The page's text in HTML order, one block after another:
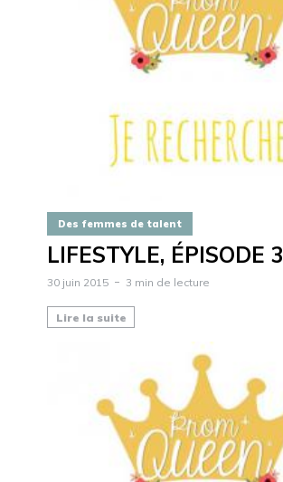
Des femmes de talent
LIFESTYLE, ÉPISODE 3
30 juin 2015 3 min de lecture
Lire la suite